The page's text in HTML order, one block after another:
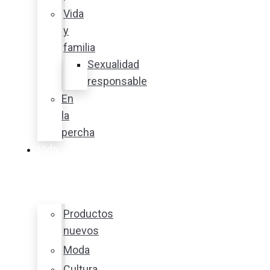
Vida
y
familia
Sexualidad
responsable
En
la
percha
Productos
nuevos
Moda